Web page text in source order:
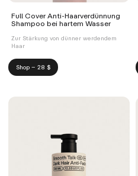
Full Cover Anti-Haarverdünnung
Shampoo bei hartem Wasser
Zur Stärkung von dünner werdendem
Haar
Shop – 28 $